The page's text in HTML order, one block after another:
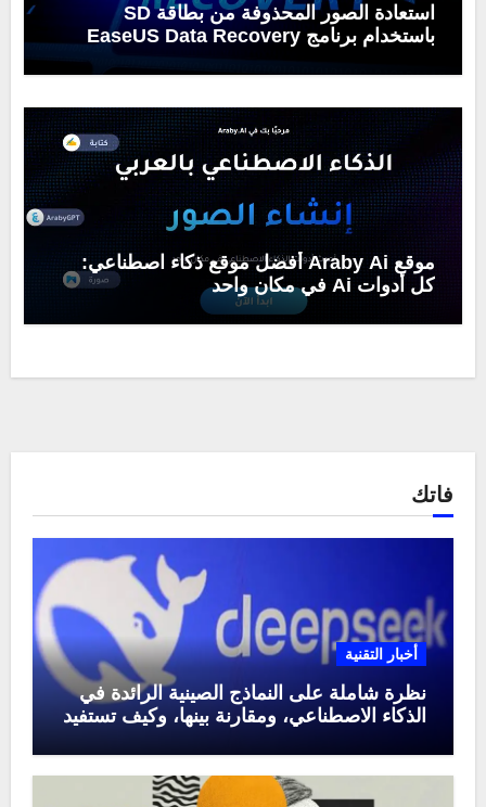
استعادة الصور المحذوفة من بطاقة SD
باستخدام برنامج EaseUS Data Recovery
موقع Araby Ai أفضل موقع ذكاء اصطناعي:
كل أدوات Ai في مكان واحد
فاتك
أخبار التقنية
نظرة شاملة على النماذج الصينية الرائدة في
الذكاء الاصطناعي، ومقارنة بينها، وكيف تستفيد